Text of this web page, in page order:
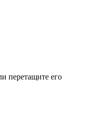
перетащите его